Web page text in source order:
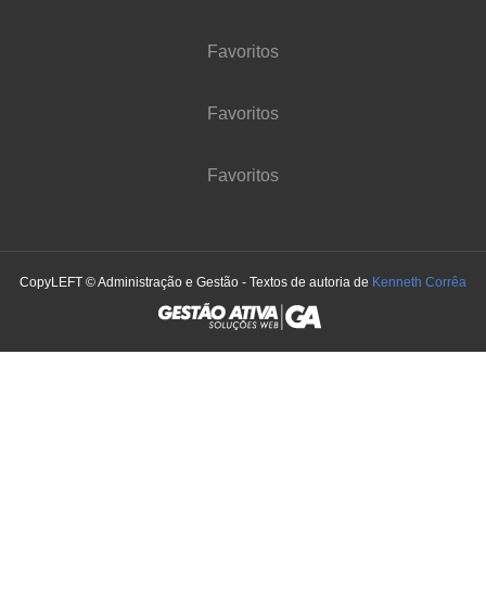
Favoritos
Favoritos
Favoritos
CopyLEFT © Administração e Gestão - Textos de autoria de Kenneth Corrêa